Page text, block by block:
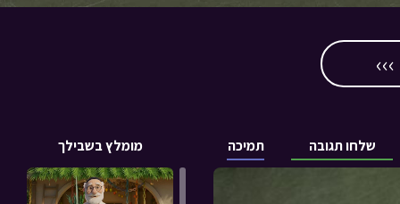
מומלץ בשבילך תמיכה שלחו תגובה